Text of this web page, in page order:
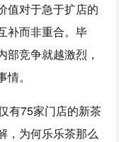
值对于急于扩店的
补而非重合。毕
竞争就越激烈，
。
有75家门店的新茶
，为何乐乐茶那么